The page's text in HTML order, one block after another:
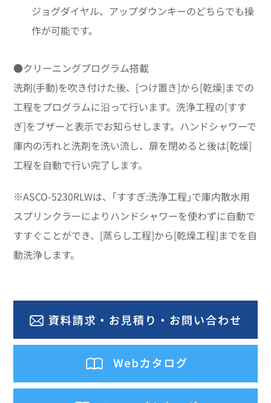
ジョグダイヤル、アップダウンキーのどちらでも操
作が可能です。
●クリーニングプログラム搭載
洗剤(手動)を吹き付けた後、[つけ置き]から[乾燥]までの
工程をプログラムに沿って行います。洗浄工程の[すす
ぎ]をブザーと表示でお知らせします。ハンドシャワーで
庫内の汚れと洗剤を洗い流し、扉を閉めると後は[乾燥]
工程を自動で行い完了します。
※ASCO-5230RLWは、｢すすぎ:洗浄工程｣で庫内散水用
スプリンクラーによりハンドシャワーを使わずに自動で
すすぐことができ、[蒸らし工程]から[乾燥工程]までを自
動洗浄します。